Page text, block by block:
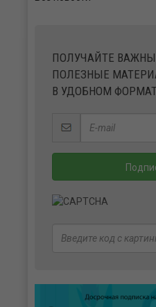
ПОЛУЧАЙТЕ
ПОЛЕЗНЫЕ
В УДОБНОМ